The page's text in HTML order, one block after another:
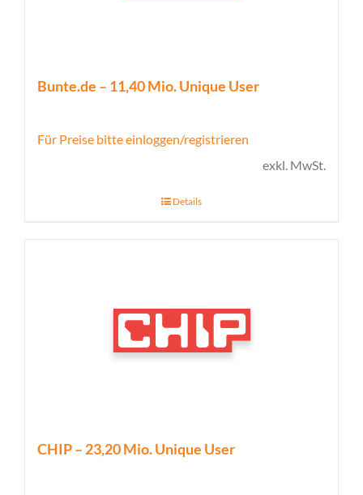
Bunte.de – 11,40 Mio. Unique User
Für Preise bitte einloggen/registrieren
exkl. MwSt.
Details
CHIP – 23,20 Mio. Unique User